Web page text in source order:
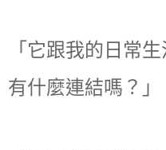
「它跟我的日常生
有什麼連結嗎？」